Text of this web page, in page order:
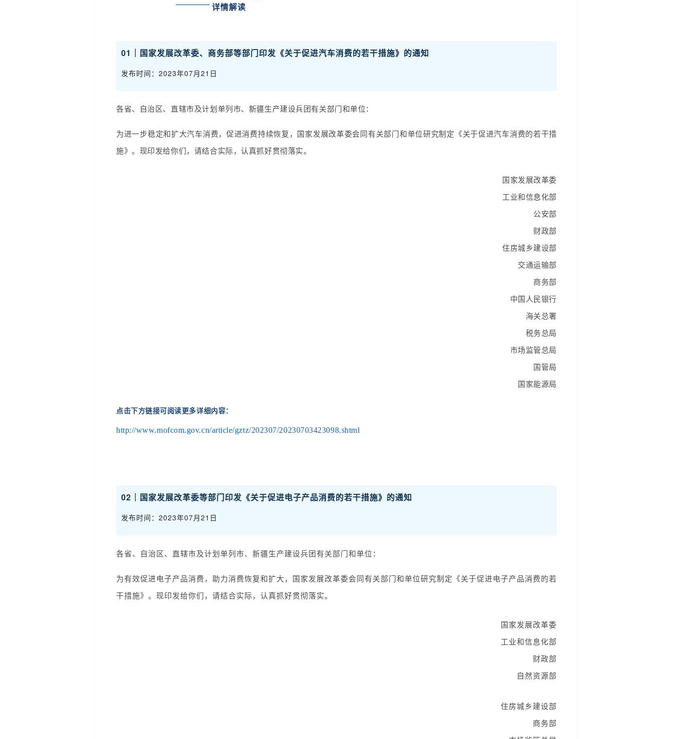
详情解读
01｜国家发展改革委、商务部等部门印发《关于促进汽车消费的若干措施》的通知
发布时间：2023年07月21日
各省、自治区、直辖市及计划单列市、新疆生产建设兵团有关部门和单位：
为进一步稳定和扩大汽车消费，促进消费持续恢复，国家发展改革委会同有关部门和单位研究制定《关于促进汽车消费的若干措
施》。现印发给你们，请结合实际，认真抓好贯彻落实。
国家发展改革委
工业和信息化部
公安部
财政部
住房城乡建设部
交通运输部
商务部
中国人民银行
海关总署
税务总局
市场监管总局
国管局
国家能源局
点击下方链接可阅读更多详细内容：
http://www.mofcom.gov.cn/article/gztz/202307/20230703423098.shtml
02｜国家发展改革委等部门印发《关于促进电子产品消费的若干措施》的通知
发布时间：2023年07月21日
各省、自治区、直辖市及计划单列市、新疆生产建设兵团有关部门和单位：
为有效促进电子产品消费，助力消费恢复和扩大，国家发展改革委会同有关部门和单位研究制定《关于促进电子产品消费的若
干措施》。现印发给你们，请结合实际，认真抓好贯彻落实。
国家发展改革委
工业和信息化部
财政部
自然资源部
住房城乡建设部
商务部